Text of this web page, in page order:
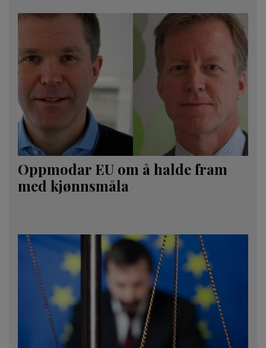
Oppmodar EU om å halde fram
med kjønnsmåla